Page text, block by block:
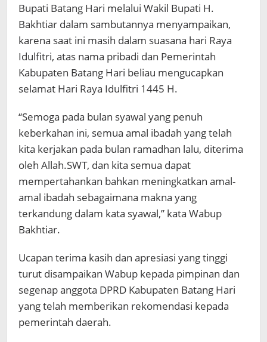
Bupati Batang Hari melalui Wakil Bupati H.
Bakhtiar dalam sambutannya menyampaikan,
karena saat ini masih dalam suasana hari Raya
Idulfitri, atas nama pribadi dan Pemerintah
Kabupaten Batang Hari beliau mengucapkan
selamat Hari Raya Idulfitri 1445 H.
“Semoga pada bulan syawal yang penuh
keberkahan ini, semua amal ibadah yang telah
kita kerjakan pada bulan ramadhan lalu, diterima
oleh Allah.SWT, dan kita semua dapat
mempertahankan bahkan meningkatkan amal-
amal ibadah sebagaimana makna yang
terkandung dalam kata syawal,” kata Wabup
Bakhtiar.
Ucapan terima kasih dan apresiasi yang tinggi
turut disampaikan Wabup kepada pimpinan dan
segenap anggota DPRD Kabupaten Batang Hari
yang telah memberikan rekomendasi kepada
pemerintah daerah.